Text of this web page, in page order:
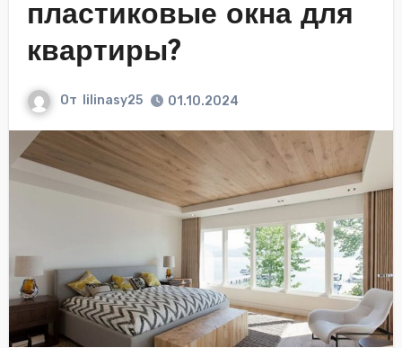
пластиковые окна для
квартиры?
От lilinasy25 01.10.2024